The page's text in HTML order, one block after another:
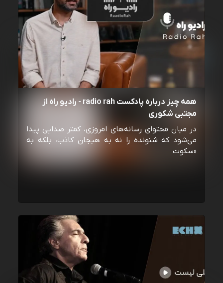
همه چیز درباره پادکست radio rah - رادیو راه از
مجتبی شکوری
در میان محتوای رسانه‌های امروزی، کمتر صدایی پیدا
می‌شود که شنونده را نه به هیجان کاذب، بلکه به
«سکوت